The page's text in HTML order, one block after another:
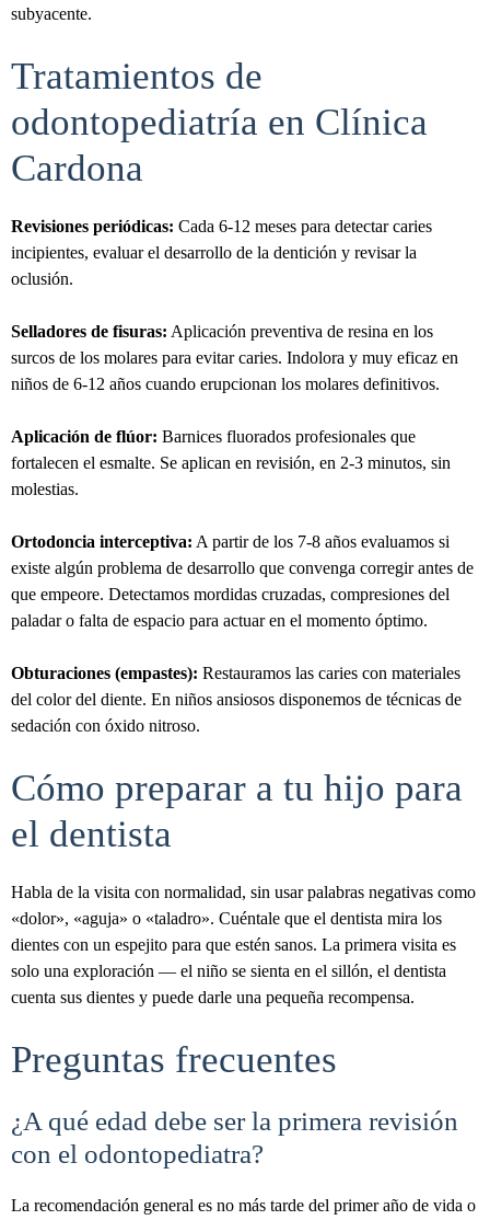
subyacente.
Tratamientos de
odontopediatría en Clínica
Cardona
Revisiones periódicas: Cada 6-12 meses para detectar caries
incipientes, evaluar el desarrollo de la dentición y revisar la
oclusión.
Selladores de fisuras: Aplicación preventiva de resina en los
surcos de los molares para evitar caries. Indolora y muy eficaz en
niños de 6-12 años cuando erupcionan los molares definitivos.
Aplicación de flúor: Barnices fluorados profesionales que
fortalecen el esmalte. Se aplican en revisión, en 2-3 minutos, sin
molestias.
Ortodoncia interceptiva: A partir de los 7-8 años evaluamos si
existe algún problema de desarrollo que convenga corregir antes de
que empeore. Detectamos mordidas cruzadas, compresiones del
paladar o falta de espacio para actuar en el momento óptimo.
Obturaciones (empastes): Restauramos las caries con materiales
del color del diente. En niños ansiosos disponemos de técnicas de
sedación con óxido nitroso.
Cómo preparar a tu hijo para
el dentista
Habla de la visita con normalidad, sin usar palabras negativas como
«dolor», «aguja» o «taladro». Cuéntale que el dentista mira los
dientes con un espejito para que estén sanos. La primera visita es
solo una exploración — el niño se sienta en el sillón, el dentista
cuenta sus dientes y puede darle una pequeña recompensa.
Preguntas frecuentes
¿A qué edad debe ser la primera revisión
con el odontopediatra?
La recomendación general es no más tarde del primer año de vida o